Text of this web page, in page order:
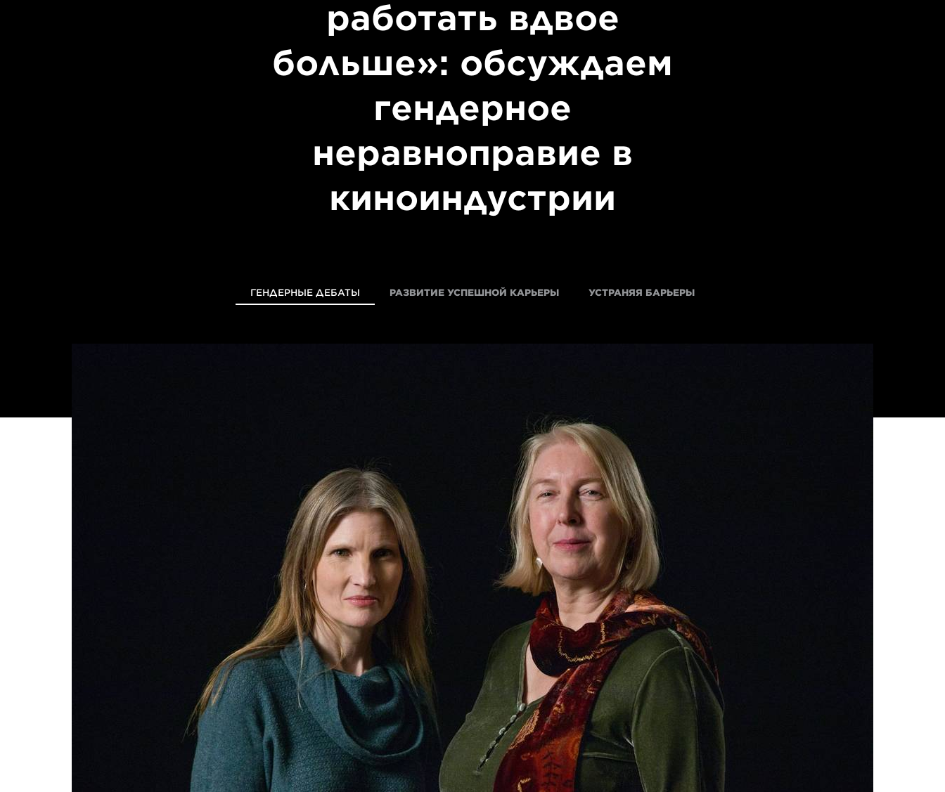
работать вдвое
больше»: обсуждаем
гендерное
неравноправие в
киноиндустрии
ГЕНДЕРНЫЕ ДЕБАТЫ РАЗВИТИЕ УСПЕШНОЙ КАРЬЕРЫ УСТРАНЯЯ БАРЬЕРЫ